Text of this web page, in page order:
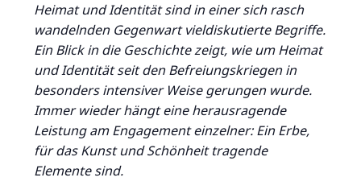
Heimat und Identität sind in einer sich rasch
wandelnden Gegenwart vieldiskutierte Begriffe.
Ein Blick in die Geschichte zeigt, wie um Heimat
und Identität seit den Befreiungskriegen in
besonders intensiver Weise gerungen wurde.
Immer wieder hängt eine herausragende
Leistung am Engagement einzelner: Ein Erbe,
für das Kunst und Schönheit tragende
Elemente sind.